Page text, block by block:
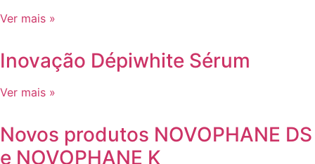
Ver mais »
Inovação Dépiwhite Sérum
Ver mais »
Novos produtos NOVOPHANE DS
e NOVOPHANE K